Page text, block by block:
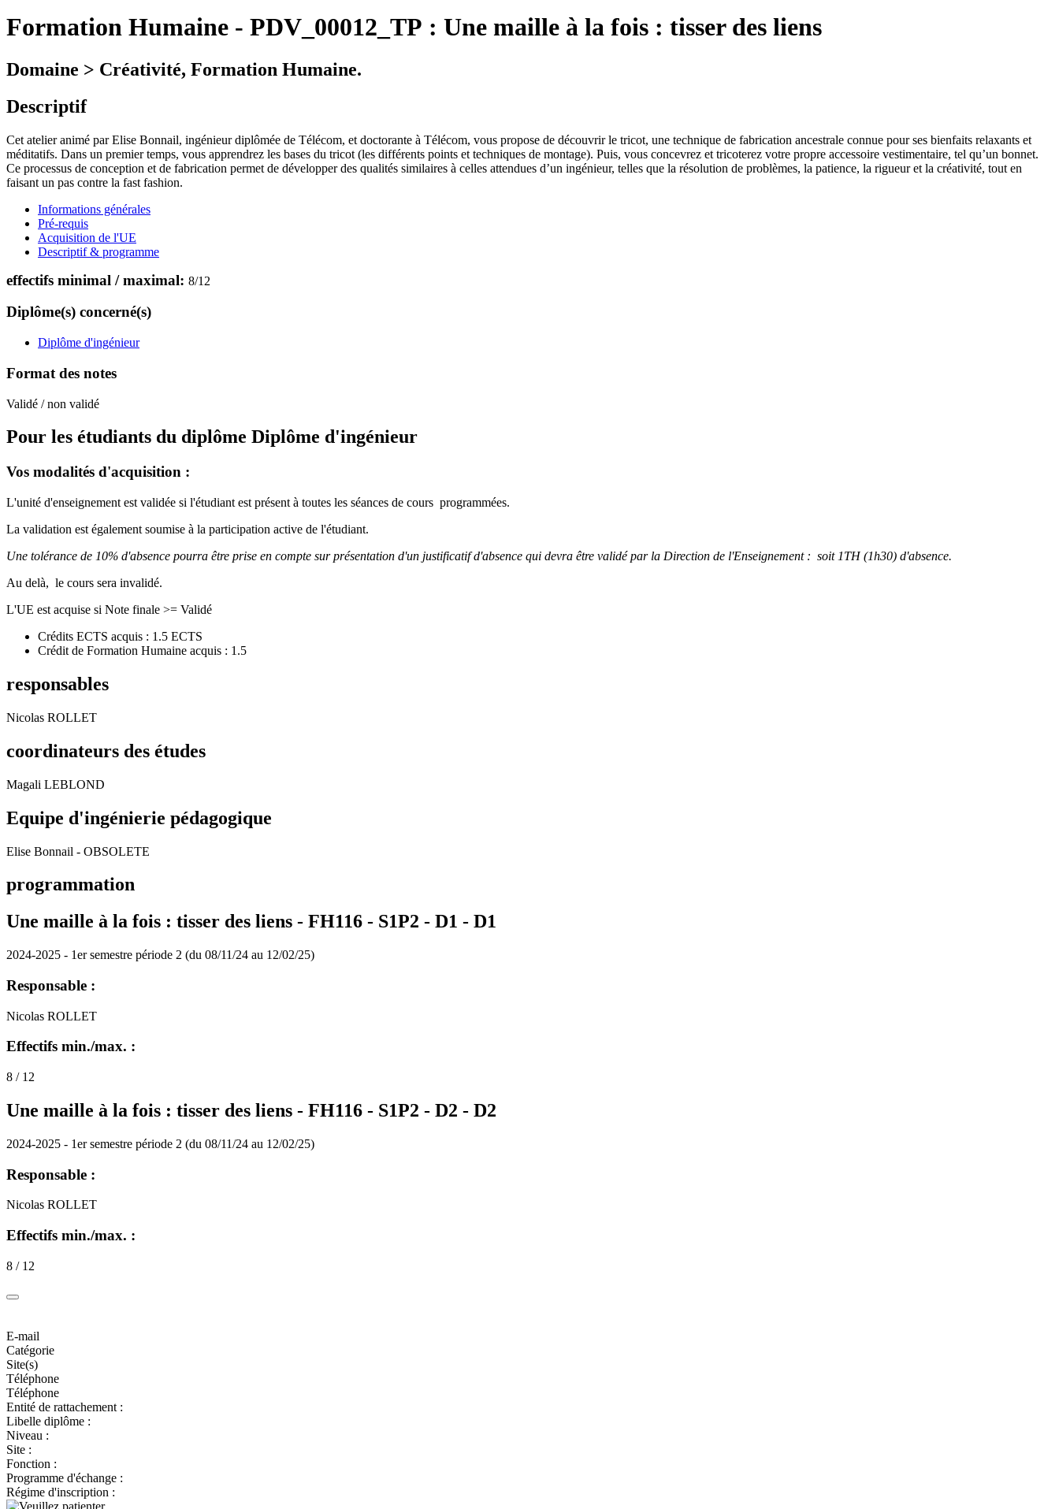
Formation Humaine - PDV_00012_TP : Une maille à la fois : tisser des liens
Domaine > Créativité, Formation Humaine.
Descriptif
Cet atelier animé par Elise Bonnail, ingénieur diplômée de Télécom, et doctorante à Télécom, vous propose de découvrir le tricot, une technique de fabrication ancestrale connue pour ses bienfaits relaxants et
méditatifs. Dans un premier temps, vous apprendrez les bases du tricot (les différents points et techniques de montage). Puis, vous concevrez et tricoterez votre propre accessoire vestimentaire, tel qu’un bonnet.
Ce processus de conception et de fabrication permet de développer des qualités similaires à celles attendues d’un ingénieur, telles que la résolution de problèmes, la patience, la rigueur et la créativité, tout en
faisant un pas contre la fast fashion.
Informations générales
Pré-requis
Acquisition de l'UE
Descriptif & programme
effectifs minimal / maximal: 8/12
Diplôme(s) concerné(s)
Diplôme d'ingénieur
Format des notes
Validé / non validé
Pour les étudiants du diplôme Diplôme d'ingénieur
Vos modalités d'acquisition :
L'unité d'enseignement est validée si l'étudiant est présent à toutes les séances de cours programmées.
La validation est également soumise à la participation active de l'étudiant.
Une tolérance de 10% d'absence pourra être prise en compte sur présentation d'un justificatif d'absence qui devra être validé par la Direction de l'Enseignement : soit 1TH (1h30) d'absence.
Au delà, le cours sera invalidé.
L'UE est acquise si Note finale >= Validé
Crédits ECTS acquis : 1.5 ECTS
Crédit de Formation Humaine acquis : 1.5
responsables
Nicolas ROLLET
coordinateurs des études
Magali LEBLOND
Equipe d'ingénierie pédagogique
Elise Bonnail - OBSOLETE
programmation
Une maille à la fois : tisser des liens - FH116 - S1P2 - D1 - D1
2024-2025 - 1er semestre période 2 (du 08/11/24 au 12/02/25)
Responsable :
Nicolas ROLLET
Effectifs min./max. :
8 / 12
Une maille à la fois : tisser des liens - FH116 - S1P2 - D2 - D2
2024-2025 - 1er semestre période 2 (du 08/11/24 au 12/02/25)
Responsable :
Nicolas ROLLET
Effectifs min./max. :
8 / 12
E-mail
Catégorie
Site(s)
Téléphone
Téléphone
Entité de rattachement :
Libelle diplôme :
Niveau :
Site :
Fonction :
Programme d'échange :
Régime d'inscription :